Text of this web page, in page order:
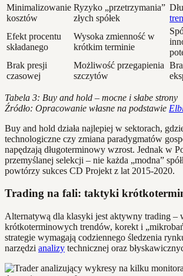
Minimalizowanie
kosztów
Ryzyko „przetrzymania”
złych spółek
Efekt procentu
składanego
Wysoka zmienność w
krótkim terminie
Brak presji
czasowej
Możliwość przegapienia
szczytów
Tabela 3: Buy and hold – mocne i słabe strony
Źródło: Opracowanie własne na podstawie
Buy and hold działa najlepiej w sektorach,
technologiczne czy zmiana paradygmatów
napędzają długoterminowy wzrost. Jednak w
przemyślanej selekcji – nie każda „modna”
powtórzy sukces CD Projekt z lat 2015-2020.
Trading na fali: taktyki
Alternatywą dla klasyki jest aktywny trading –
krótkoterminowych trendów, korekt i
strategie wymagają codziennego śledzenia
narzędzi analizy technicznej oraz